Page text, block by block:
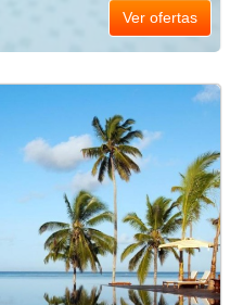
Ver ofertas